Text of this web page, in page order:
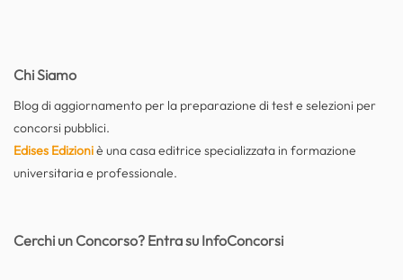
Chi Siamo
Blog di aggiornamento per la preparazione di test e selezioni per
concorsi pubblici.
Edises Edizioniè una casa editrice specializzata in formazione
universitaria e professionale.
Cerchi un Concorso? Entra su InfoConcorsi